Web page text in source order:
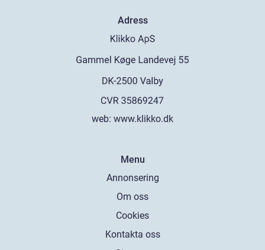
Adress
web: www.klikko.dk
Menu
Annonsering
Om oss
Cookies
Kontakta oss